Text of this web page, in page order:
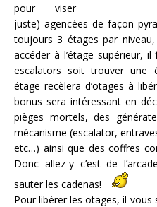
pour viser
juste) agencées de façon
toujours 3 étages par
accéder à l’étage supérieur,
escalators soit trouver une
étage recèlera d’otages à
bonus sera intéressant en
pièges mortels, des
mécanisme (escalator,
etc…) ainsi que des coffres
Donc allez-y c’est de
sauter les cadenas!
Pour libérer les otages, il vous